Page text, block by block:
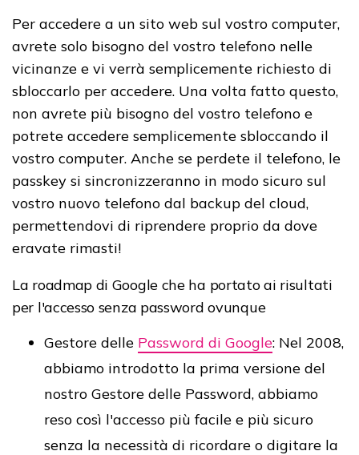
Per accedere a un sito web sul vostro computer,
avrete solo bisogno del vostro telefono nelle
vicinanze e vi verrà semplicemente richiesto di
sbloccarlo per accedere. Una volta fatto questo,
non avrete più bisogno del vostro telefono e
potrete accedere semplicemente sbloccando il
vostro computer. Anche se perdete il telefono, le
passkey si sincronizzeranno in modo sicuro sul
vostro nuovo telefono dal backup del cloud,
permettendovi di riprendere proprio da dove
eravate rimasti!
La roadmap di Google che ha portato ai risultati
per l'accesso senza password ovunque
Gestore delle Password di Google: Nel 2008,
abbiamo introdotto la prima versione del
nostro Gestore delle Password, abbiamo
reso così l'accesso più facile e più sicuro
senza la necessità di ricordare o digitare la